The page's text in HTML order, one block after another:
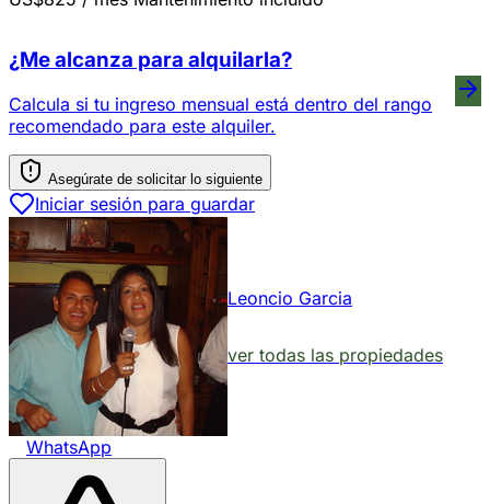
¿Me alcanza para alquilarla?
Calcula si tu ingreso mensual está dentro del rango
recomendado para este alquiler.
Asegúrate de solicitar lo siguiente
Iniciar sesión para guardar
Leoncio Garcia
ver todas las propiedades
WhatsApp